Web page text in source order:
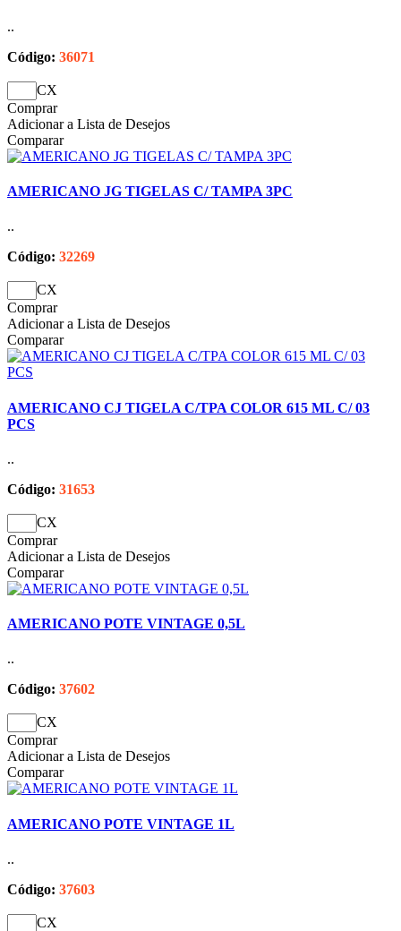
..
Código: 36071
CX
Comprar
Adicionar a Lista de Desejos
Comparar
AMERICANO JG TIGELAS C/ TAMPA 3PC
..
Código: 32269
CX
Comprar
Adicionar a Lista de Desejos
Comparar
AMERICANO CJ TIGELA C/TPA COLOR 615 ML C/ 03
PCS
..
Código: 31653
CX
Comprar
Adicionar a Lista de Desejos
Comparar
AMERICANO POTE VINTAGE 0,5L
..
Código: 37602
CX
Comprar
Adicionar a Lista de Desejos
Comparar
AMERICANO POTE VINTAGE 1L
..
Código: 37603
CX